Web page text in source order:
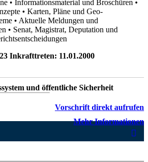
• Informationsmaterial und Broschüren •
• Karten, Pläne und Geo-
• Aktuelle Meldungen und
• Senat, Magistrat, Deputation und
Inkrafttreten: 11.01.2000
Vorschrift direkt aufrufen
Mehr Informationen